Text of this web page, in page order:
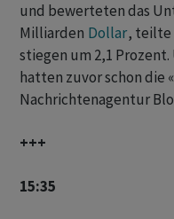
und bewerteten das
Milliarden Dollar, teilte
stiegen um 2,1
hatten zuvor schon die
Nachrichtenagentur
+++
15:35